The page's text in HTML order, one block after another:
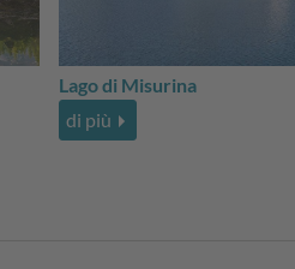
Lago di Misurina
di più